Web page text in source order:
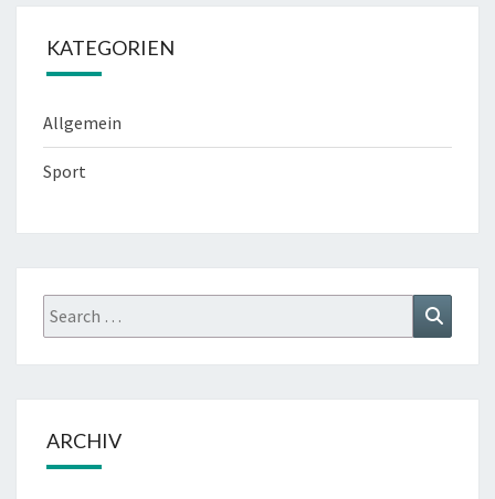
KATEGORIEN
Allgemein
Sport
Search
for:
ARCHIV